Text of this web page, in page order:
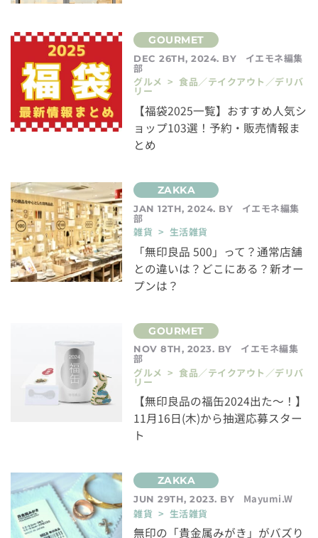
DEC 26TH, 2024. BY イエモネ編集
部
グルメ > 食品／テイクアウト／デリバ
リー
【福袋2025一覧】おすすめ人気シ
ョップ103選！予約・販売情報ま
とめ
JAN 12TH, 2024. BY イエモネ編集
部
雑貨 > 生活雑貨
「無印良品 500」って？通常店舗
との違いは？どこにある？新オー
プンは？
NOV 8TH, 2023. BY イエモネ編集
部
グルメ > 食品／テイクアウト／デリバ
リー
【無印良品の福缶2024出た〜！】
11月16日(木)から抽選応募スター
ト
JUN 29TH, 2023. BY
Mayumi.W
雑貨 > 生活雑貨
無印の「貴金属みがき」がバズり